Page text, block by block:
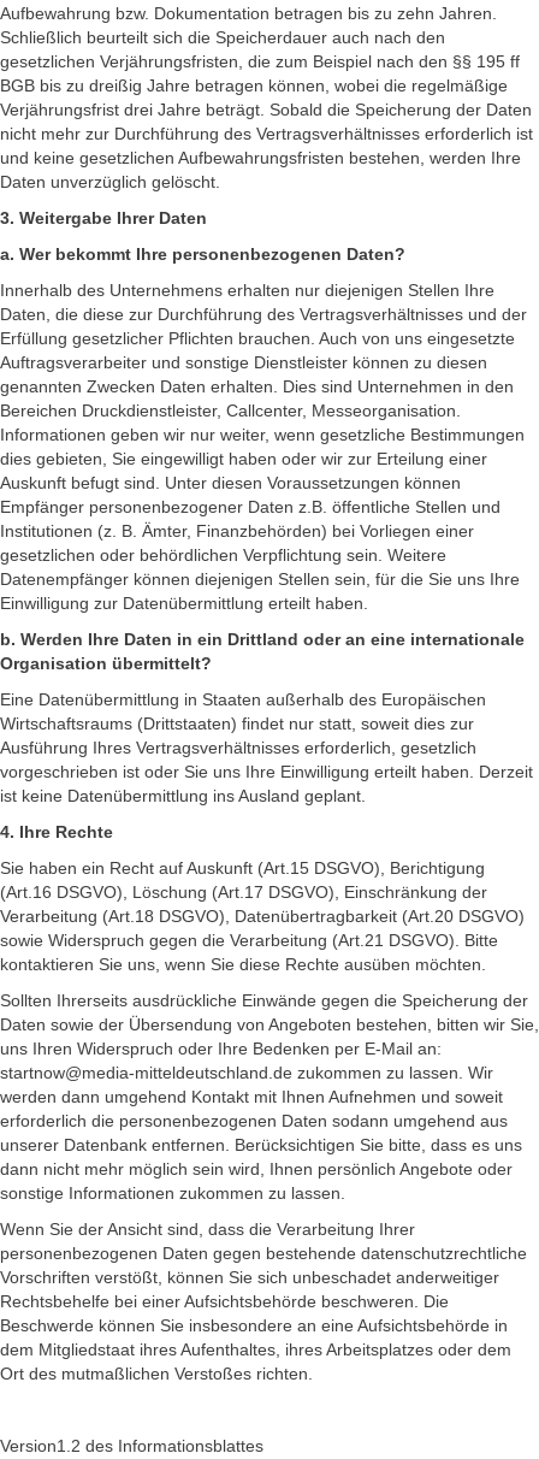
Aufbewahrung bzw. Dokumentation betragen bis zu zehn Jahren.
Schließlich beurteilt sich die Speicherdauer auch nach den
gesetzlichen Verjährungsfristen, die zum Beispiel nach den §§ 195 ff
BGB bis zu dreißig Jahre betragen können, wobei die regelmäßige
Verjährungsfrist drei Jahre beträgt. Sobald die Speicherung der Daten
nicht mehr zur Durchführung des Vertragsverhältnisses erforderlich ist
und keine gesetzlichen Aufbewahrungsfristen bestehen, werden Ihre
Daten unverzüglich gelöscht.
3. Weitergabe Ihrer Daten
a. Wer bekommt Ihre personenbezogenen Daten?
Innerhalb des Unternehmens erhalten nur diejenigen Stellen Ihre
Daten, die diese zur Durchführung des Vertragsverhältnisses und der
Erfüllung gesetzlicher Pflichten brauchen. Auch von uns eingesetzte
Auftragsverarbeiter und sonstige Dienstleister können zu diesen
genannten Zwecken Daten erhalten. Dies sind Unternehmen in den
Bereichen Druckdienstleister, Callcenter, Messeorganisation.
Informationen geben wir nur weiter, wenn gesetzliche Bestimmungen
dies gebieten, Sie eingewilligt haben oder wir zur Erteilung einer
Auskunft befugt sind. Unter diesen Voraussetzungen können
Empfänger personenbezogener Daten z.B. öffentliche Stellen und
Institutionen (z. B. Ämter, Finanzbehörden) bei Vorliegen einer
gesetzlichen oder behördlichen Verpflichtung sein. Weitere
Datenempfänger können diejenigen Stellen sein, für die Sie uns Ihre
Einwilligung zur Datenübermittlung erteilt haben.
b. Werden Ihre Daten in ein Drittland oder an eine internationale
Organisation übermittelt?
Eine Datenübermittlung in Staaten außerhalb des Europäischen
Wirtschaftsraums (Drittstaaten) findet nur statt, soweit dies zur
Ausführung Ihres Vertragsverhältnisses erforderlich, gesetzlich
vorgeschrieben ist oder Sie uns Ihre Einwilligung erteilt haben. Derzeit
ist keine Datenübermittlung ins Ausland geplant.
4. Ihre Rechte
Sie haben ein Recht auf Auskunft (Art.15 DSGVO), Berichtigung
(Art.16 DSGVO), Löschung (Art.17 DSGVO), Einschränkung der
Verarbeitung (Art.18 DSGVO), Datenübertragbarkeit (Art.20 DSGVO)
sowie Widerspruch gegen die Verarbeitung (Art.21 DSGVO). Bitte
kontaktieren Sie uns, wenn Sie diese Rechte ausüben möchten.
Sollten Ihrerseits ausdrückliche Einwände gegen die Speicherung der
Daten sowie der Übersendung von Angeboten bestehen, bitten wir Sie,
uns Ihren Widerspruch oder Ihre Bedenken per E-Mail an:
startnow@media-mitteldeutschland.de zukommen zu lassen. Wir
werden dann umgehend Kontakt mit Ihnen Aufnehmen und soweit
erforderlich die personenbezogenen Daten sodann umgehend aus
unserer Datenbank entfernen. Berücksichtigen Sie bitte, dass es uns
dann nicht mehr möglich sein wird, Ihnen persönlich Angebote oder
sonstige Informationen zukommen zu lassen.
Wenn Sie der Ansicht sind, dass die Verarbeitung Ihrer
personenbezogenen Daten gegen bestehende datenschutzrechtliche
Vorschriften verstößt, können Sie sich unbeschadet anderweitiger
Rechtsbehelfe bei einer Aufsichtsbehörde beschweren. Die
Beschwerde können Sie insbesondere an eine Aufsichtsbehörde in
dem Mitgliedstaat ihres Aufenthaltes, ihres Arbeitsplatzes oder dem
Ort des mutmaßlichen Verstoßes richten.
Version1.2 des Informationsblattes